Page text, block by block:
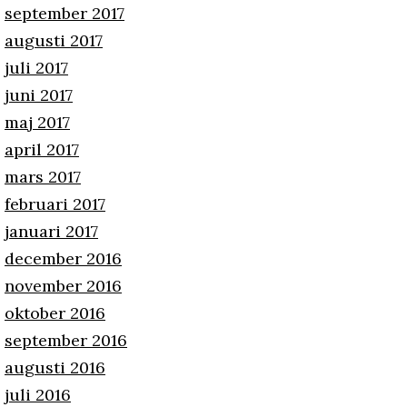
september 2017
augusti 2017
juli 2017
juni 2017
maj 2017
april 2017
mars 2017
februari 2017
januari 2017
december 2016
november 2016
oktober 2016
september 2016
augusti 2016
juli 2016